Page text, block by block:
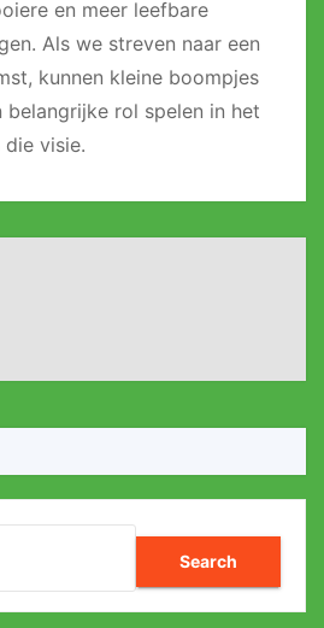
en meer leefbare
Als we streven naar een
kunnen kleine boompjes
belangrijke rol spelen in het
visie.